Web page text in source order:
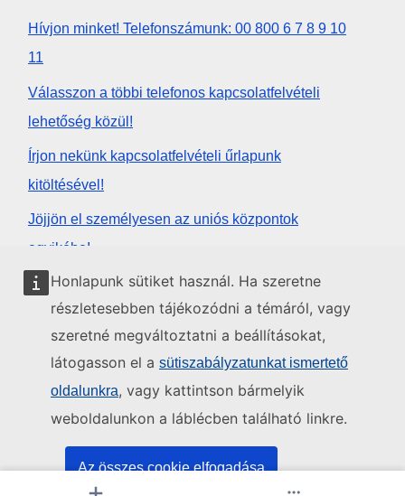
Honlapunk sütiket használ. Ha szeretne
részletesebben tájékozódni a témáról, vagy
szeretné megváltoztatni a beállításokat,
látogasson el a sütiszabályzatunkat ismertető
oldalunkra, vagy kattintson bármelyik
weboldalunkon a láblécben található linkre.
Az összes cookie elfogadása
Hívjon minket! Telefonszámunk: 00 800 6 7 8 9 10
11
Válasszon a többi telefonos kapcsolatfelvételi
lehetőség közül!
Írjon nekünk kapcsolatfelvételi űrlapunk
kitöltésével!
Jöjjön el személyesen az uniós központok
egyikébe!
Közösségi média
Uniós intézmények és szervek